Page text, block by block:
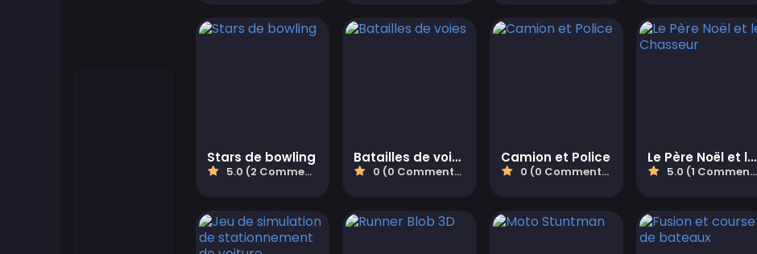
Stars de bowling
5.0 (2 Commentaires)
Batailles de voies
0 (0 Commentaires)
Camion et Police
0 (0 Commentaires)
Le Père Noël et le Chasseur
5.0 (1 Commentaires)